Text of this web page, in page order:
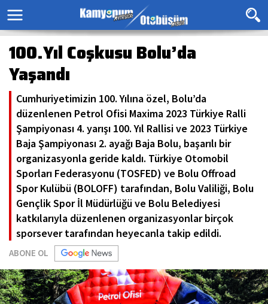
100.Yıl Coşkusu Bolu’da
Yaşandı
Cumhuriyetimizin 100. Yılına özel, Bolu’da
düzenlenen Petrol Ofisi Maxima 2023 Türkiye Ralli
Şampiyonası 4. yarışı 100. Yıl Rallisi ve 2023 Türkiye
Baja Şampiyonası 2. ayağı Baja Bolu, başarılı bir
organizasyonla geride kaldı. Türkiye Otomobil
Sporları Federasyonu (TOSFED) ve Bolu Offroad
Spor Kulübü (BOLOFF) tarafından, Bolu Valiliği, Bolu
Gençlik Spor İl Müdürlüğü ve Bolu Belediyesi
katkılarıyla düzenlenen organizasyonlar birçok
sporsever tarafından heyecanla takip edildi.
ABONE OL